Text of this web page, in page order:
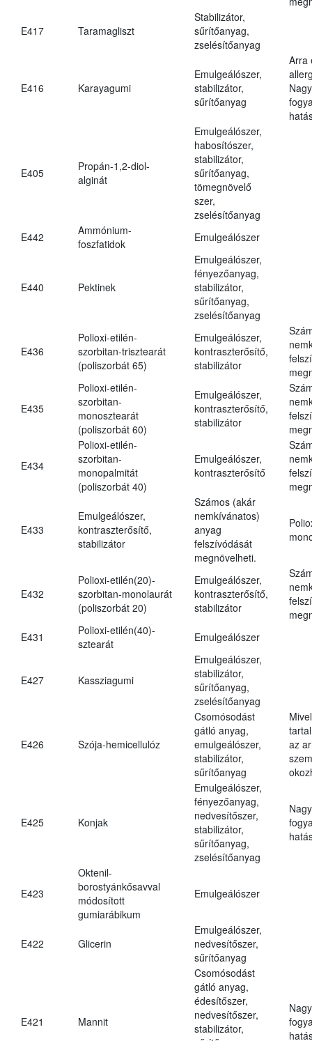
E417 Taramagliszt
Stabilizátor,
sűrítőanyag,
zselésítőanyag
E416 Karayagumi
Emulgeálószer,
stabilizátor,
sűrítőanyag
Arra
E405
Propán-1,2-diol-
alginát
Emulgeálószer,
habosítószer,
stabilizátor,
sűrítőanyag,
tömegnövelő
szer,
zselésítőanyag
E442
Ammónium-
foszfatidok
Emulgeálószer
E440 Pektinek
Emulgeálószer,
fényezőanyag,
stabilizátor,
sűrítőanyag,
zselésítőanyag
E436
Polioxi-etilén-
szorbitan-trisztearát
(poliszorbát 65)
Emulgeálószer,
kontraszterősítő,
stabilizátor
E435
Polioxi-etilén-
szorbitan-
monosztearát
(poliszorbát 60)
Emulgeálószer,
kontraszterősítő,
stabilizátor
E434
Polioxi-etilén-
szorbitan-
monopalmitát
(poliszorbát 40)
Emulgeálószer,
kontraszterősítő
E433
Emulgeálószer,
kontraszterősítő,
stabilizátor
Számos (akár
nemkívánatos)
anyag
felszívódását
megnövelheti.
E432
Polioxi-etilén(20)-
szorbitan-monolaurát
(poliszorbát 20)
Emulgeálószer,
kontraszterősítő,
stabilizátor
E431
Polioxi-etilén(40)-
sztearát
Emulgeálószer
E427 Kassziagumi
Emulgeálószer,
stabilizátor,
sűrítőanyag,
zselésítőanyag
E426 Szója-hemicellulóz
Csomósodást
gátló anyag,
emulgeálószer,
stabilizátor,
sűrítőanyag
az
E425 Konjak
Emulgeálószer,
fényezőanyag,
nedvesítőszer,
stabilizátor,
sűrítőanyag,
zselésítőanyag
E423
Oktenil-
borostyánkősavval
módosított
gumiarábikum
Emulgeálószer
E422 Glicerin
Emulgeálószer,
nedvesítőszer,
sűrítőanyag
E421 Mannit
Csomósodást
gátló anyag,
édesítőszer,
nedvesítőszer,
stabilizátor,